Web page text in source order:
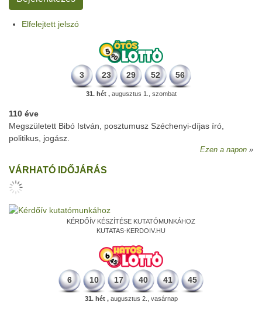
Elfelejtett jelszó
3 23 29 52 56
31. hét ,augusztus 1., szombat
110 éve
Megszületett Bibó István, posztumusz Széchenyi-díjas író,
politikus, jogász.
Ezen a napon
VÁRHATÓ IDŐJÁRÁS
KÉRDŐÍV KÉSZÍTÉSE KUTATÓMUNKÁHOZ
KUTATAS-KERDOIV.HU
6 10 17 40 41 45
31. hét ,augusztus 2., vasárnap